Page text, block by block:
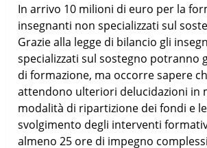
In arrivo 10 milioni di euro per la
insegnanti non specializzati sul
Grazie alla legge di bilancio gli
specializzati sul sostegno potranno
di formazione, ma occorre sapere
attendono ulteriori delucidazioni in
modalità di ripartizione dei fondi e
svolgimento degli interventi
almeno 25 ore di impegno